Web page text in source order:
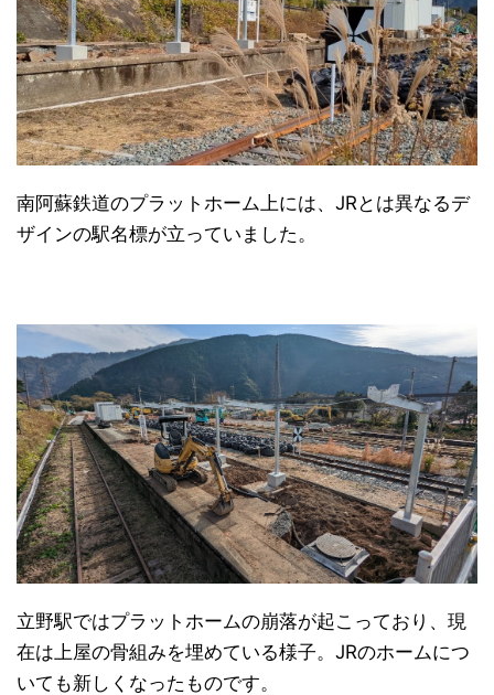
南阿蘇鉄道のプラットホーム上には、JRとは異なるデ
ザインの駅名標が立っていました。
立野駅ではプラットホームの崩落が起こっており、現
在は上屋の骨組みを埋めている様子。JRのホームにつ
いても新しくなったものです。